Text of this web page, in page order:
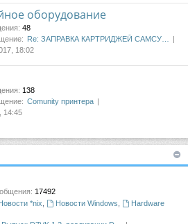
оборудование
: 48
Re: ЗАПРАВКА КАРТРИДЖЕЙ САМСУ…
18:02
: 138
Comunity принтера
14:45
: 17492
*nix Новости Windows
Hardware